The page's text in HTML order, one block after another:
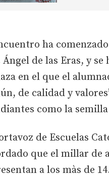
ha
Ángel de las Eras, y
en el que el
de calidad y
como la
de Escuelas
que el millar de
a los màs de